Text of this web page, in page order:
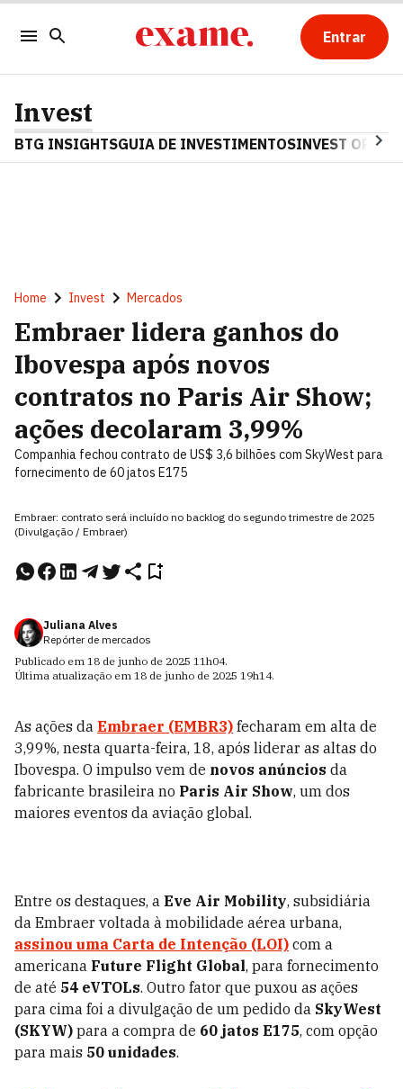
Entrar
Invest
BTG INSIGHTSGUIA DE INVESTIMENTOSINVEST OPINA
Home Invest Mercados
Embraer lidera ganhos do
Ibovespa após novos
contratos no Paris Air Show;
ações decolaram 3,99%
Companhia fechou contrato de US$ 3,6 bilhões com SkyWest para
fornecimento de 60 jatos E175
Embraer: contrato será incluído no backlog do segundo trimestre de 2025
(Divulgação / Embraer)
Juliana Alves
Repórter de mercados
Publicado em 18 de junho de 2025 11h04.
Última atualização em 18 de junho de 2025 19h14.
As ações da Embraer (EMBR3) fecharam em alta de
3,99%, nesta quarta-feira, 18, após liderar as altas do
Ibovespa. O impulso vem de novos anúncios da
fabricante brasileira no Paris Air Show, um dos
maiores eventos da aviação global.
Entre os destaques, a Eve Air Mobility, subsidiária
da Embraer voltada à mobilidade aérea urbana,
assinou uma Carta de Intenção (LOI) com a
americana Future Flight Global, para fornecimento
de até 54 eVTOLs. Outro fator que puxou as ações
para cima foi a divulgação de um pedido da SkyWest
(SKYW) para a compra de 60 jatos E175, com opção
para mais 50 unidades.